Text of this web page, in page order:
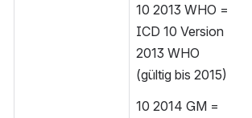
10 2013 WHO =
ICD 10 Version
2013 WHO
(gültig bis 2015)
10 2014 GM =